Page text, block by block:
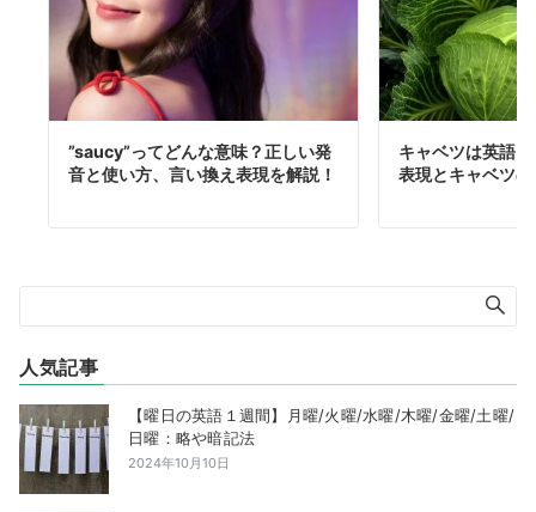
”saucy”ってどんな意味？正しい発
音と使い方、言い換え表現を解説！
キャベツは英語
表現とキャベツ
人気記事
【曜日の英語１週間】月曜/火曜/水曜/木曜/金曜/土曜/
日曜：略や暗記法
2024年10月10日